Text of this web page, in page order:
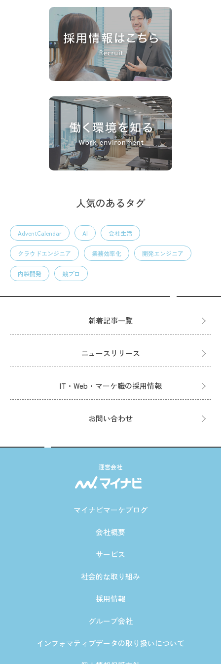
人気のあるタグ
AdventCalendar AI 会社生活
クラウドエンジニア 業務効率化 開発エンジニア
内製開発 競プロ
新着記事一覧
ニュースリリース
IT・Web・マーケ職の採用情報
お問い合わせ
運営会社
マイナビマーケブログ
会社概要
サービス
社会的な取り組み
採用情報
グループ会社
インフォマティブデータの取り扱いについて